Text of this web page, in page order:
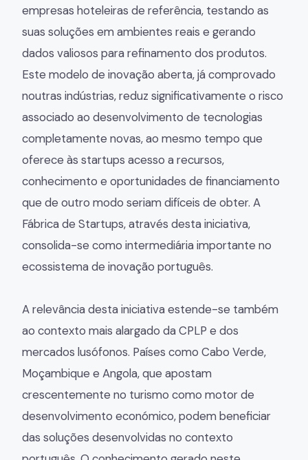
empresas hoteleiras de referência, testando as
suas soluções em ambientes reais e gerando
dados valiosos para refinamento dos produtos.
Este modelo de inovação aberta, já comprovado
noutras indústrias, reduz significativamente o risco
associado ao desenvolvimento de tecnologias
completamente novas, ao mesmo tempo que
oferece às startups acesso a recursos,
conhecimento e oportunidades de financiamento
que de outro modo seriam difíceis de obter. A
Fábrica de Startups, através desta iniciativa,
consolida-se como intermediária importante no
ecossistema de inovação português.
A relevância desta iniciativa estende-se também
ao contexto mais alargado da CPLP e dos
mercados lusófonos. Países como Cabo Verde,
Moçambique e Angola, que apostam
crescentemente no turismo como motor de
desenvolvimento económico, podem beneficiar
das soluções desenvolvidas no contexto